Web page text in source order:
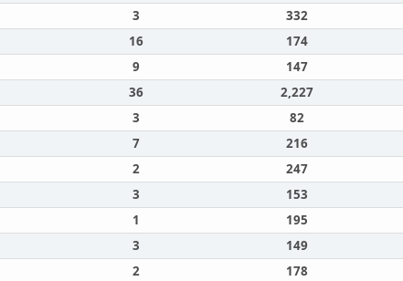
3 332
16 174
9 147
36 2,227
3 82
7 216
2 247
3 153
1 195
3 149
2 178